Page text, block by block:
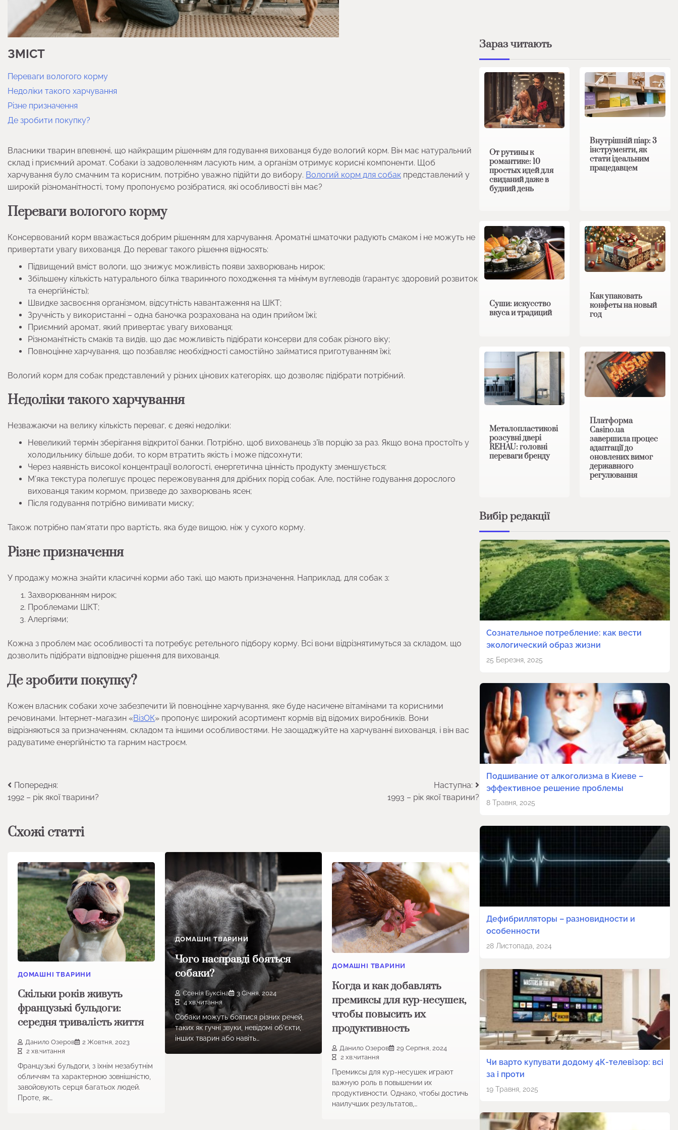
ЗМІСТ
Переваги вологого корму
Недоліки такого харчування
Різне призначення
Де зробити покупку?
Власники тварин впевнені, що найкращим рішенням для годування вихованця буде вологий корм. Він має натуральний
склад і приємний аромат. Собаки із задоволенням ласують ним, а організм отримує корисні компоненти. Щоб
харчування було смачним та корисним, потрібно уважно підійти до вибору. Вологий корм для собак представлений у
широкій різноманітності, тому пропонуємо розібратися, які особливості він має?
Переваги вологого корму
Консервований корм вважається добрим рішенням для харчування. Ароматні шматочки радують смаком і не можуть не
привертати увагу вихованця. До переваг такого рішення відносять:
Підвищений вміст вологи, що знижує можливість появи захворювань нирок;
Збільшену кількість натурального білка тваринного походження та мінімум вуглеводів (гарантує здоровий розвиток
та енергійність);
Швидке засвоєння організмом, відсутність навантаження на ШКТ;
Зручність у використанні – одна баночка розрахована на один прийом їжі;
Приємний аромат, який привертає увагу вихованця;
Різноманітність смаків та видів, що дає можливість підібрати консерви для собак різного віку;
Повноцінне харчування, що позбавляє необхідності самостійно займатися приготуванням їжі;
Вологий корм для собак представлений у різних цінових категоріях, що дозволяє підібрати потрібний.
Недоліки такого харчування
Незважаючи на велику кількість переваг, є деякі недоліки:
Невеликий термін зберігання відкритої банки. Потрібно, щоб вихованець з’їв порцію за раз. Якщо вона простоїть у
холодильнику більше доби, то корм втратить якість і може підсохнути;
Через наявність високої концентрації вологості, енергетична цінність продукту зменшується;
М’яка текстура полегшує процес пережовування для дрібних порід собак. Але, постійне годування дорослого
вихованця таким кормом, призведе до захворювань ясен;
Після годування потрібно вимивати миску;
Також потрібно пам’ятати про вартість, яка буде вищою, ніж у сухого корму.
Різне призначення
У продажу можна знайти класичні корми або такі, що мають призначення. Наприклад, для собак з:
Захворюванням нирок;
Проблемами ШКТ;
Алергіями;
Кожна з проблем має особливості та потребує ретельного підбору корму. Всі вони відрізнятимуться за складом, що
дозволить підібрати відповідне рішення для вихованця.
Де зробити покупку?
Кожен власник собаки хоче забезпечити їй повноцінне харчування, яке буде насичене вітамінами та корисними
речовинами. Інтернет-магазин «ВізОК» пропонує широкий асортимент кормів від відомих виробників. Вони
відрізняються за призначенням, складом та іншими особливостями. Не заощаджуйте на харчуванні вихованця, і він вас
радуватиме енергійністю та гарним настроєм.
Навігація
записів
Попередня:
1992 – рік якої тварини?
Наступна:
1993 – рік якої тварини?
Схожі статті
ДОМАШНІ ТВАРИНИ
Скільки років живуть
французькі бульдоги:
середня тривалість життя
Данило Озеров
2 Жовтня, 2023
2 хв.читання
Французькі бульдоги, з їхнім незабутнім
обличчям та характерною зовнішністю,
завойовують серця багатьох людей.
Проте, як…
ДОМАШНІ ТВАРИНИ
Чого насправді бояться
собаки?
Єсенія Буксіна
3 Січня, 2024
4 хв.читання
Собаки можуть боятися різних речей,
таких як гучні звуки, невідомі об’єкти,
інших тварин або навіть…
ДОМАШНІ ТВАРИНИ
Когда и как добавлять
премиксы для кур-несушек,
чтобы повысить их
продуктивность
Данило Озеров
29 Серпня, 2024
2 хв.читання
Премиксы для кур-несушек играют
важную роль в повышении их
продуктивности. Однако, чтобы достичь
наилучших результатов,…
Зараз читають
От рутины к
романтике: 10
простых идей для
свиданий даже в
будний день
Внутрішній піар: 3
інструменти, як
стати ідеальним
працедавцем
Суши: искусство
вкуса и традиций
Как упаковать
конфеты на новый
год
Металопластикові
розсувні двері
REHAU: головні
переваги бренду
Платформа
Casino.ua
завершила процес
адаптації до
оновлених вимог
державного
регулювання
Вибір редакції
Сознательное потребление: как вести
экологический образ жизни
25 Березня, 2025
Подшивание от алкоголизма в Киеве –
эффективное решение проблемы
8 Травня, 2025
Дефибрилляторы – разновидности и
особенности
28 Листопада, 2024
Чи варто купувати додому 4К-телевізор: всі
за і проти
19 Травня, 2025